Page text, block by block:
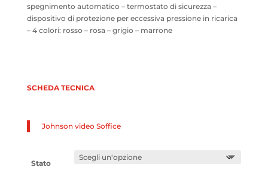
spegnimento automatico – termostato di sicurezza –
dispositivo di protezione per eccessiva pressione in ricarica
– 4 colori: rosso – rosa – grigio – marrone
SCHEDA TECNICA
Johnson video Soffice
Stato